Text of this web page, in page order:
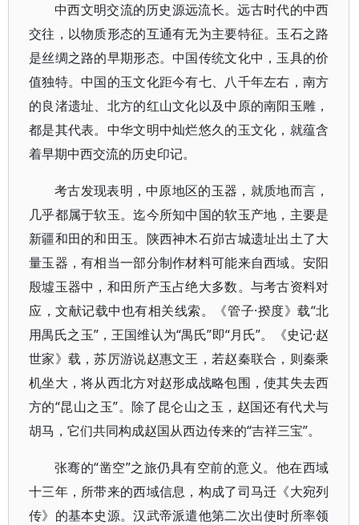
中西文明交流的历史源远流长。远古时代的中西
交往，以物质形态的互通有无为主要特征。玉石之路
是丝绸之路的早期形态。中国传统文化中，玉具的价
值独特。中国的玉文化距今有七、八千年左右，南方
的良渚遗址、北方的红山文化以及中原的南阳玉雕，
都是其代表。中华文明中灿烂悠久的玉文化，就蕴含
着早期中西交流的历史印记。
考古发现表明，中原地区的玉器，就质地而言，
几乎都属于软玉。迄今所知中国的软玉产地，主要是
新疆和田的和田玉。陕西神木石峁古城遗址出土了大
量玉器，有相当一部分制作材料可能来自西域。安阳
殷墟玉器中，和田所产玉占绝大多数。与考古资料对
应，文献记载中也有相关线索。《管子·揆度》载“北
用禺氏之玉”，王国维认为“禺氏”即“月氏”。《史记·赵
世家》载，苏厉游说赵惠文王，若赵秦联合，则秦乘
机坐大，将从西北方对赵形成战略包围，使其失去西
方的“昆山之玉”。除了昆仑山之玉，赵国还有代犬与
胡马，它们共同构成赵国从西边传来的“吉祥三宝”。
张骞的“凿空”之旅仍具有空前的意义。他在西域
十三年，所带来的西域信息，构成了司马迁《大宛列
传》的基本史源。汉武帝派遣他第二次出使时所率领